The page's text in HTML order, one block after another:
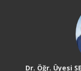
Dr. Öğr. Üyesi